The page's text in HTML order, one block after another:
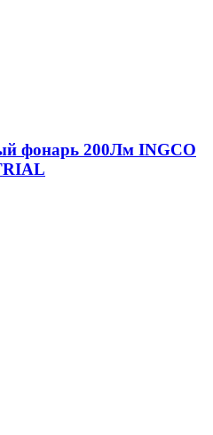
фонарь 200Лм INGCO